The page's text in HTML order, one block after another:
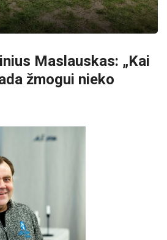
Maslauskas: „Kai
žmogui nieko